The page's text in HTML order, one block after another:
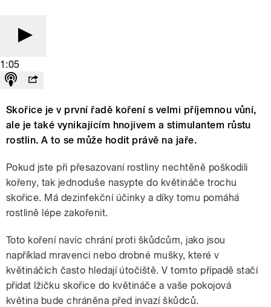
1:05
Skořice je v první řadě koření s velmi příjemnou vůní,
ale je také vynikajícím hnojivem a stimulantem růstu
rostlin. A to se může hodit právě na jaře.
Pokud jste při přesazovaní rostliny nechtěně poškodili
kořeny, tak jednoduše nasypte do květináče trochu
skořice. Má dezinfekční účinky a díky tomu pomáhá
rostlině lépe zakořenit.
Toto koření navíc chrání proti škůdcům, jako jsou
například mravenci nebo drobné mušky, které v
květináčích často hledají útočiště. V tomto případě stačí
přidat lžičku skořice do květináče a vaše pokojová
květina bude chráněna před invazí škůdců.